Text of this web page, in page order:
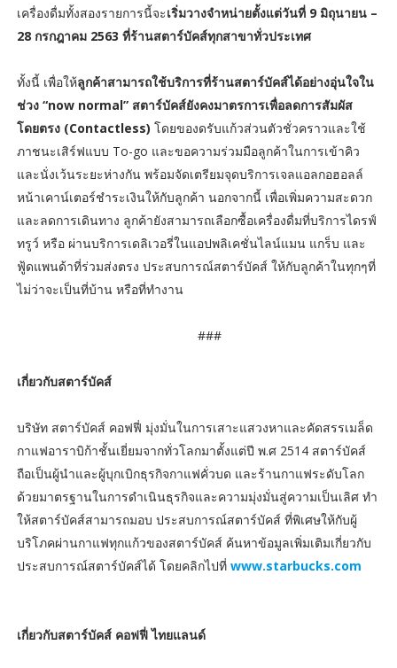
เครื่องดื่มทั้งสองรายการนี้จะเริ่มวางจำหน่ายตั้งแต่วันที่ 9 มิถุนายน –
28 กรกฎาคม 2563 ที่ร้านสตาร์บัคส์ทุกสาขาทั่วประเทศ
ทั้งนี้ เพื่อให้ลูกค้าสามารถใช้บริการที่ร้านสตาร์บัคส์ได้อย่างอุ่นใจใน
ช่วง “now normal” สตาร์บัคส์ยังคงมาตรการเพื่อลดการสัมผัส
โดยตรง (Contactless) โดยของดรับแก้วส่วนตัวชั่วคราวและใช้
ภาชนะเสิร์ฟแบบ To-go และขอความร่วมมือลูกค้าในการเข้าคิว
และนั่งเว้นระยะห่างกัน พร้อมจัดเตรียมจุดบริการเจลแอลกอฮอลล์
หน้าเคาน์เตอร์ชำระเงินให้กับลูกค้า นอกจากนี้ เพื่อเพิ่มความสะดวก
และลดการเดินทาง ลูกค้ายังสามารถเลือกซื้อเครื่องดื่มที่บริการไดรฟ์
ทรูว์ หรือ ผ่านบริการเดลิเวอรี่ในแอปพลิเคชั่นไลน์แมน แกร็บ และ
ฟู้ดแพนด้าที่ร่วมส่งตรง ประสบการณ์สตาร์บัคส์ ให้กับลูกค้าในทุกๆที่
ไม่ว่าจะเป็นที่บ้าน หรือที่ทำงาน
###
เกี่ยวกับสตาร์บัคส์
บริษัท สตาร์บัคส์ คอฟฟี่ มุ่งมั่นในการเสาะแสวงหาและคัดสรรเมล็ด
กาแฟอาราบิก้าชั้นเยี่ยมจากทั่วโลกมาตั้งแต่ปี พ.ศ 2514 สตาร์บัคส์
ถือเป็นผู้นำและผู้บุกเบิกธุรกิจกาแฟคั่วบด และร้านกาแฟระดับโลก
ด้วยมาตรฐานในการดำเนินธุรกิจและความมุ่งมั่นสู่ความเป็นเลิศ ทำ
ให้สตาร์บัคส์สามารถมอบ ประสบการณ์สตาร์บัคส์ ที่พิเศษให้กับผู้
บริโภคผ่านกาแฟทุกแก้วของสตาร์บัคส์ ค้นหาข้อมูลเพิ่มเติมเกี่ยวกับ
ประสบการณ์สตาร์บัคส์ได้ โดยคลิกไปที่ www.starbucks.com
เกี่ยวกับสตาร์บัคส์ คอฟฟี่ ไทยแลนด์